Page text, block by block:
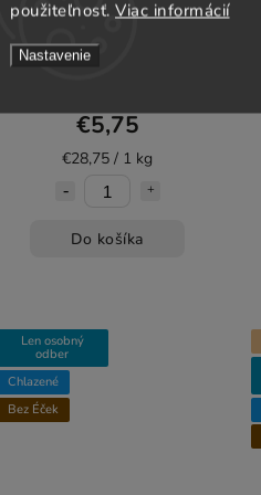
použiteľnosť. Viac informácií
Nastavenie
Pastrami krájané cca 200g
Mäsiarstvo U Bobra
€5,75
€28,75 / 1 kg
Do košíka
Len osobný
odber
Chlazené
Bez Éček